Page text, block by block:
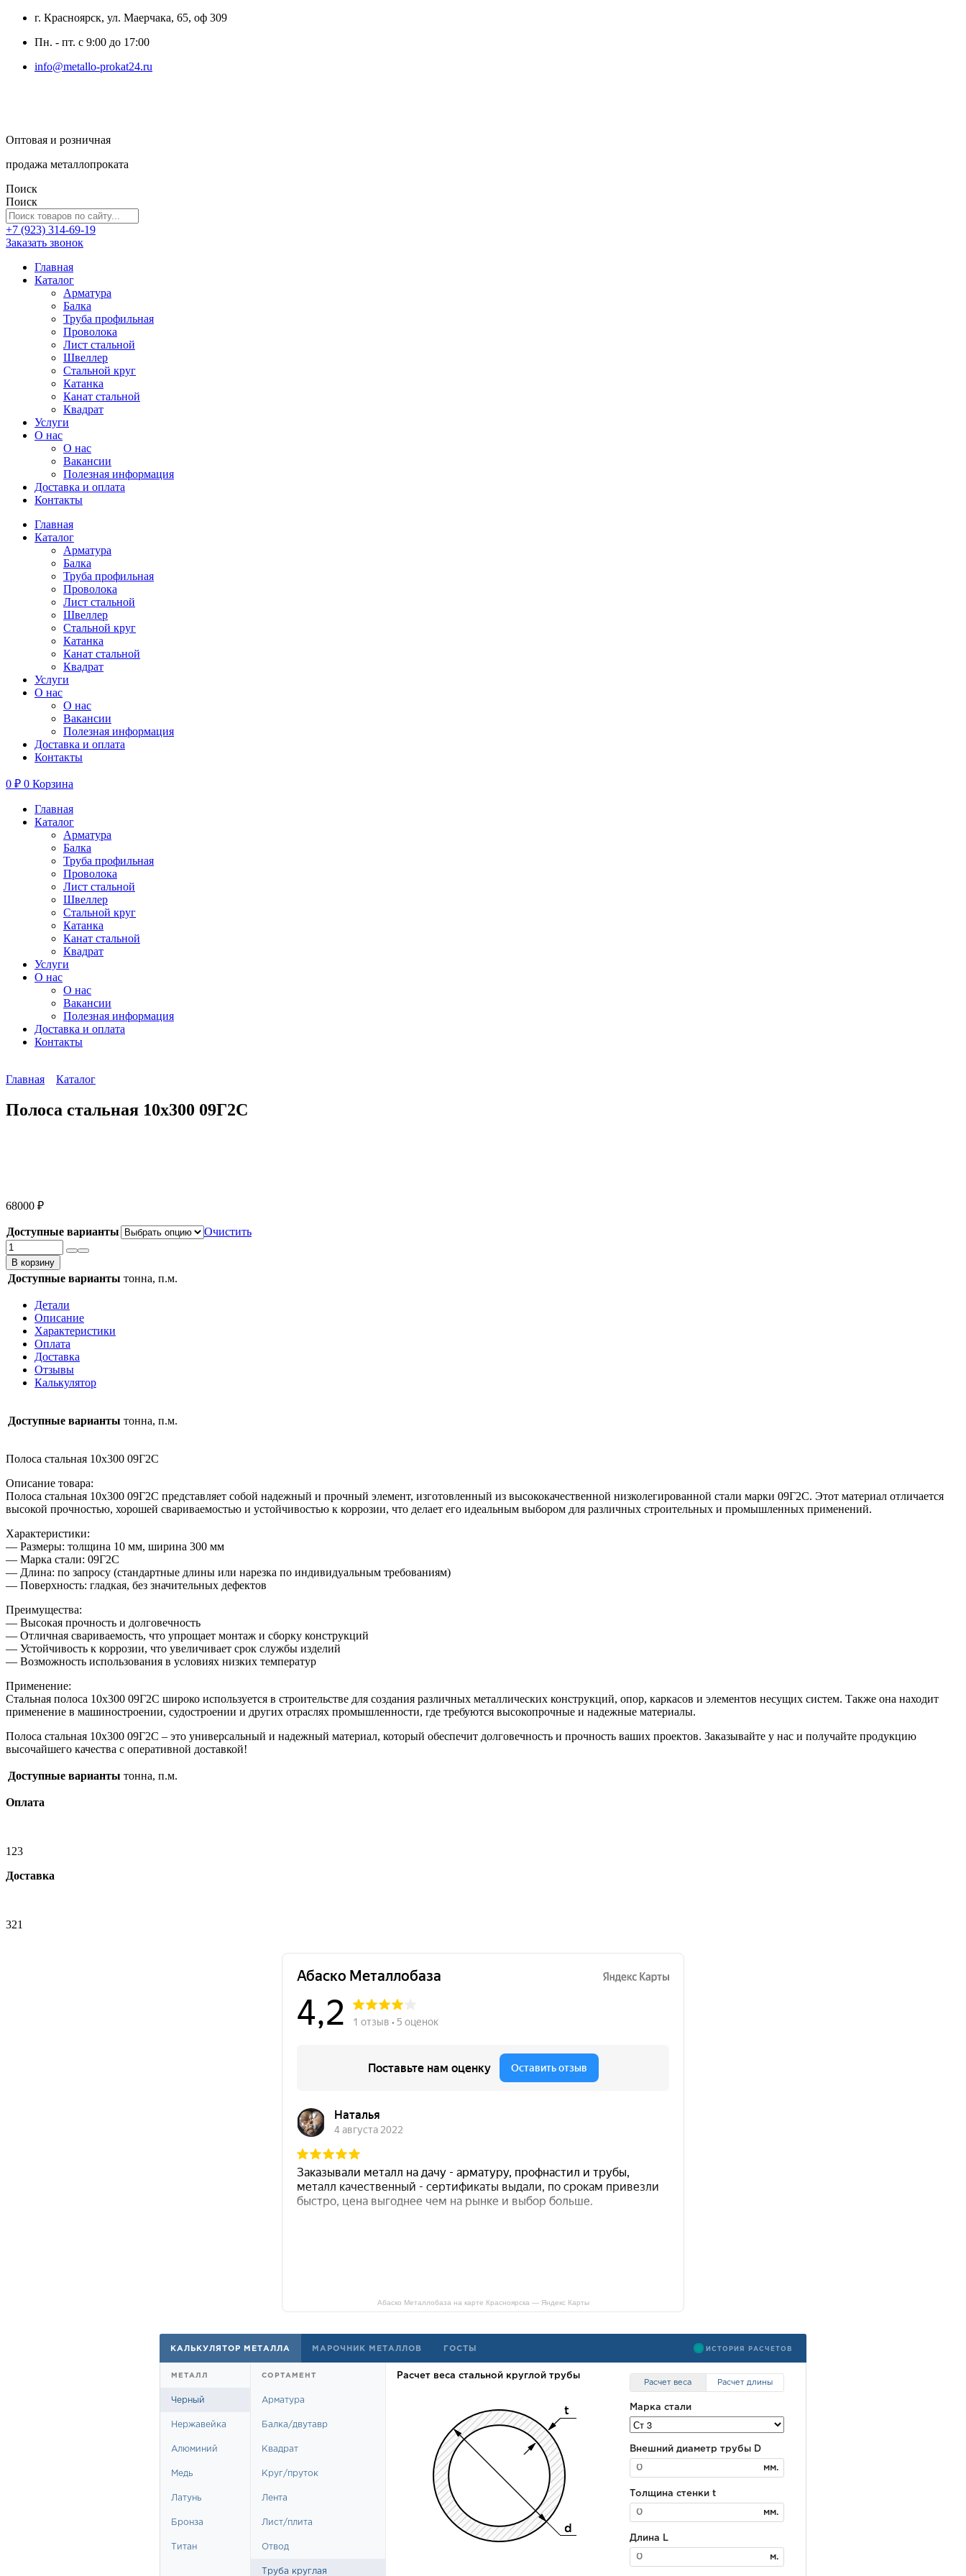
г. Красноярск, ул. Маерчака, 65, оф 309
Пн. - пт. с 9:00 до 17:00
info@metallo-prokat24.ru
Оптовая и розничная
продажа металлопроката
Поиск
Поиск
+7 (923) 314-69-19
Заказать звонок
Главная
Каталог
Арматура
Балка
Труба профильная
Проволока
Лист стальной
Швеллер
Стальной круг
Катанка
Канат стальной
Квадрат
Услуги
О нас
О нас
Вакансии
Полезная информация
Доставка и оплата
Контакты
Главная
Каталог
Арматура
Балка
Труба профильная
Проволока
Лист стальной
Швеллер
Стальной круг
Катанка
Канат стальной
Квадрат
Услуги
О нас
О нас
Вакансии
Полезная информация
Доставка и оплата
Контакты
0 ₽ 0 Корзина
Главная
Каталог
Арматура
Балка
Труба профильная
Проволока
Лист стальной
Швеллер
Стальной круг
Катанка
Канат стальной
Квадрат
Услуги
О нас
О нас
Вакансии
Полезная информация
Доставка и оплата
Контакты
Главная Каталог
Полоса стальная 10х300 09Г2С
68000 ₽
Доступные варианты
Очистить
Количество
товара
Полоса
стальная
09Г2С
В корзину
Доступные варианты тонна, п.м.
Детали
Описание
Характеристики
Оплата
Доставка
Отзывы
Калькулятор
Доступные варианты тонна, п.м.
Полоса стальная 10х300 09Г2С
Описание товара:
Полоса стальная 10х300 09Г2С представляет собой надежный и прочный элемент, изготовленный из высококачественной низколегированной стали марки 09Г2С. Этот материал отличается
высокой прочностью, хорошей свариваемостью и устойчивостью к коррозии, что делает его идеальным выбором для различных строительных и промышленных применений.
Характеристики:
— Размеры: толщина 10 мм, ширина 300 мм
— Марка стали: 09Г2С
— Длина: по запросу (стандартные длины или нарезка по индивидуальным требованиям)
— Поверхность: гладкая, без значительных дефектов
Преимущества:
— Высокая прочность и долговечность
— Отличная свариваемость, что упрощает монтаж и сборку конструкций
— Устойчивость к коррозии, что увеличивает срок службы изделий
— Возможность использования в условиях низких температур
Применение:
Стальная полоса 10х300 09Г2С широко используется в строительстве для создания различных металлических конструкций, опор, каркасов и элементов несущих систем. Также она находит
применение в машиностроении, судостроении и других отраслях промышленности, где требуются высокопрочные и надежные материалы.
Полоса стальная 10х300 09Г2С – это универсальный и надежный материал, который обеспечит долговечность и прочность ваших проектов. Заказывайте у нас и получайте продукцию
высочайшего качества с оперативной доставкой!
Доступные варианты тонна, п.м.
Оплата
123
Доставка
321
Абаско Металлобаза на карте Красноярска — Яндекс Карты